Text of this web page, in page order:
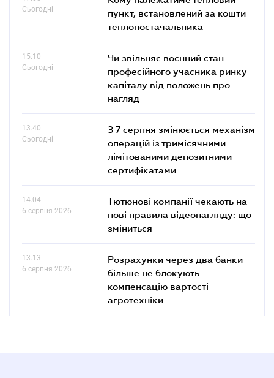
Сьогодні
пункт, встановлений за кошти
теплопостачальника
15.10
Сьогодні
Чи звільняє воєнний стан
професійного учасника ринку
капіталу від положень про
нагляд
13.40
Сьогодні
З 7 серпня змінюється механізм
операцій із тримісячними
лімітованими депозитними
сертифікатами
14.04
6 серпня 2026
Тютюнові компанії чекають на
нові правила відеонагляду: що
зміниться
13.13
6 серпня 2026
Розрахунки через два банки
більше не блокують
компенсацію вартості
агротехніки